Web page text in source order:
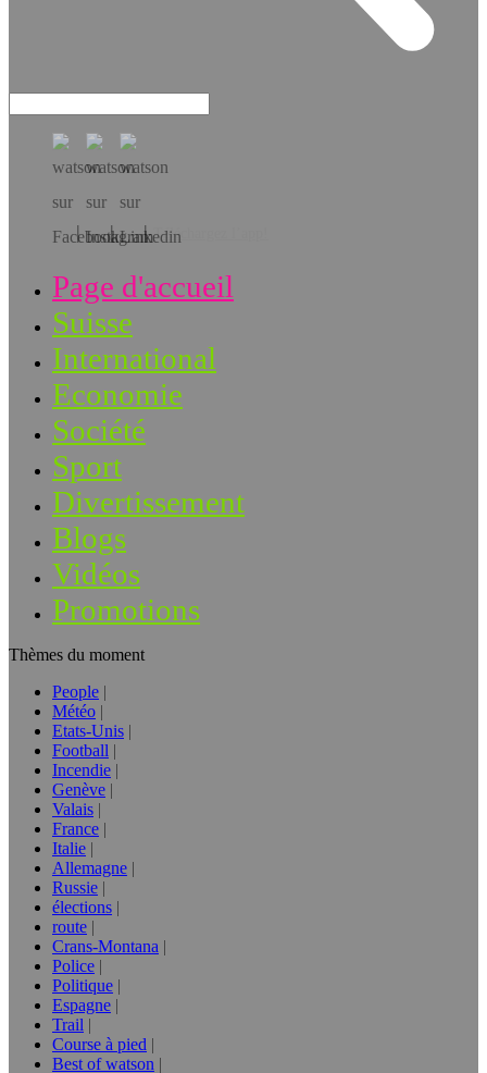
Téléchargez l’app!
Page d'accueil
Suisse
International
Economie
Société
Sport
Divertissement
Blogs
Vidéos
Promotions
Thèmes du moment
People
Météo
Etats-Unis
Football
Incendie
Genève
Valais
France
Italie
Allemagne
Russie
élections
route
Crans-Montana
Police
Politique
Espagne
Trail
Course à pied
Best of watson